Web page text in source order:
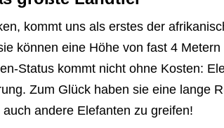
kommt uns als erstes der
können eine Höhe von fast 4
Status kommt nicht ohne Kosten:
Zum Glück haben sie eine lange
andere Elefanten zu greifen!